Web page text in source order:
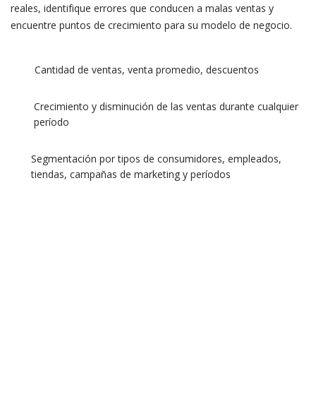
reales, identifique errores que conducen a malas ventas y
encuentre puntos de crecimiento para su modelo de negocio.
Cantidad de ventas, venta promedio, descuentos
Crecimiento y disminución de las ventas durante cualquier
período
Segmentación por tipos de consumidores, empleados,
tiendas, campañas de marketing y períodos